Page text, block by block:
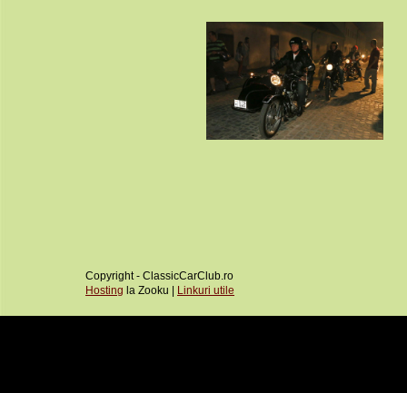
Copyright - ClassicCarClub.ro
Hosting la Zooku | Linkuri utile